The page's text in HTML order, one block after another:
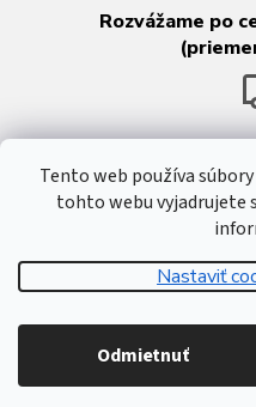
Tento web používa
tohto webu vyjadrujete
Nastaviť
Odmietnuť
Rozvážame po
Copyright 2026Atreon -